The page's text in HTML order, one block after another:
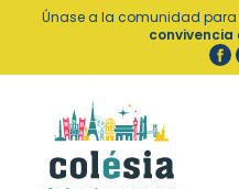
Panel de gestión de cookies
Únase a la comunidad para
convivencia